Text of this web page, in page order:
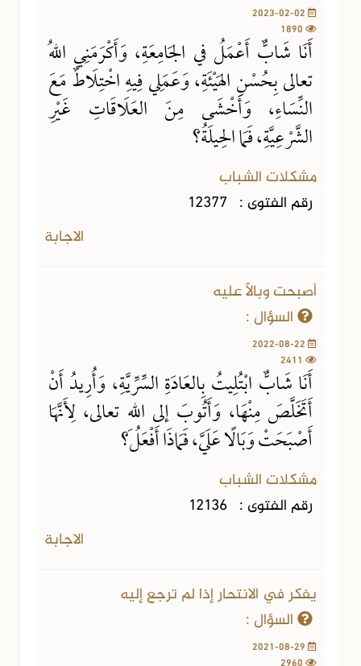
أَنَا شَابٌّ أَعْمَلُ في الجَامِعَةِ، وَأَكْرَمَنِي اللهُ
تعالى بِحُسْنِ الهَيْئَةِ، وَعَمَلِي فِيهِ اخْتِلَاطٌ مَعَ
النِّسَاءِ، وَأَخْشَى مِنَ العَلَاقَاتِ غَيْرِ
الشَّرْعِيَّةِ، فَمَا الحِيلَةُ؟
مشكلات الشباب
رقم الفتوى : 12377
الاجابة
أصبحت وبالًا عليه
السؤال :
أَنَا شَابٌّ ابْتُلِيتُ بِالعَادَةِ السِّرِّيَّةِ، وَأُرِيدُ أَنْ
أَتَخَلَّصَ مِنْهَا، وَأَتُوبَ إلى اللهِ تعالى، لِأَنَّهَا
أَصْبَحَتْ وَبَالًا عَلَيَّ، فَمَاذَا أَفْعَلُ؟
مشكلات الشباب
رقم الفتوى : 12136
الاجابة
يفكر في الانتحار إذا لم ترجع إليه
السؤال :